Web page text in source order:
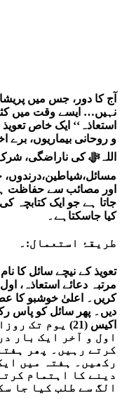
آج کا دور، جس میں
نہیں… ایسے وقت میں
استعاذہ‘‘ ایک خاص
و روحانی بیماریوں، برے
اللہﷻ کی ناراضگی،
اور مصائب سے حفاظت
جاتا ہے جو ایک
کیا جاسکتاہے۔
طریقۂ استعمال:۔
تعویذ کے نیچے سائل کا
مرتبہ دعائے استعاذہ،
کریں۔ اعلیٰ خوشبو کا
دیں۔ پھر سائل کو پاس
اکیس (21) یوم
اول و آخر ایک بار
کرتے رہیں۔ پھر
رکھیں۔ ہفتہ میں
دینے کا اہتمام
الگ سے طلب کیا جا